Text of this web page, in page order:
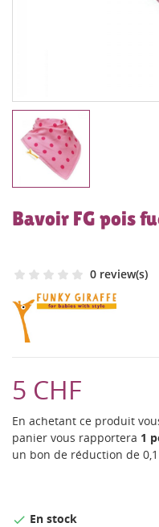
Bavoir FG pois
0 review(s)
5 CHF
En achetant ce produit
panier vous rapportera 1
un bon de réduction de
 En stock